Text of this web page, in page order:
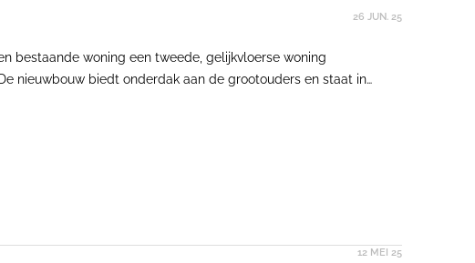
26 JUN. 25
bestaande woning een tweede, gelijkvloerse woning
nieuwbouw biedt onderdak aan de grootouders en staat in
12 MEI 25